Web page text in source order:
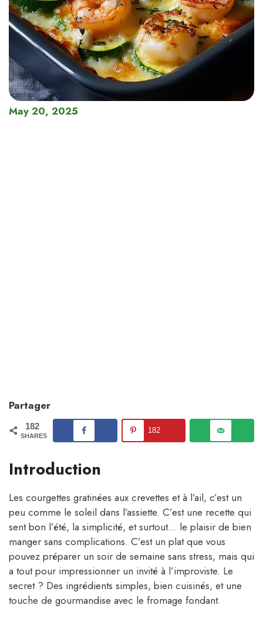
May 20, 2025
Partager
182
SHARES
182
Introduction
Les courgettes gratinées aux crevettes et à l’ail, c’est un
peu comme le soleil dans l’assiette. C’est une recette qui
sent bon l’été, la simplicité, et surtout… le plaisir de bien
manger sans complications. C’est un plat que vous
pouvez préparer un soir de semaine sans stress, mais qui
a tout pour impressionner un invité à l’improviste. Le
secret ? Des ingrédients simples, bien cuisinés, et une
touche de gourmandise avec le fromage fondant.